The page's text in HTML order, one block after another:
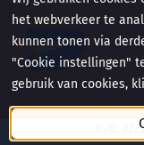
KvK:
het webverkeer te
kunnen tonen via
"Cookie instellingen"
gebruik van cookies,